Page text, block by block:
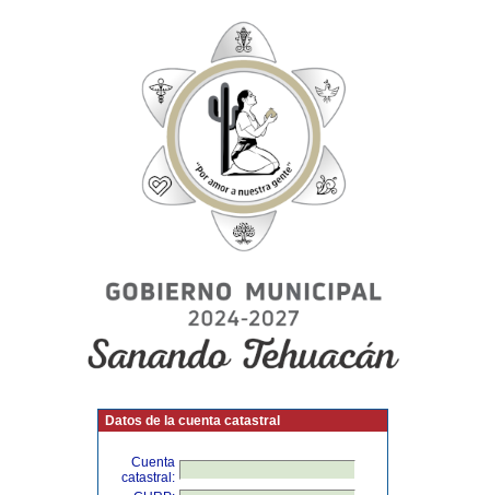
Datos de la cuenta catastral
Cuenta
catastral: